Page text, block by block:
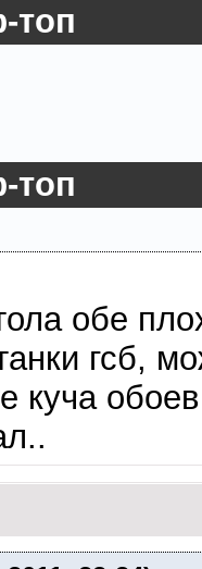
топ
топ
обе
гсб,
куча